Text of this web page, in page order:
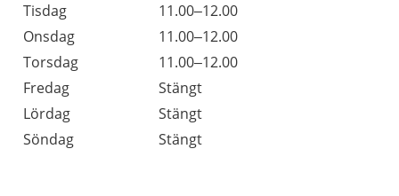
Tisdag
11.00–12.00
Onsdag
11.00–12.00
Torsdag
11.00–12.00
Fredag
Stängt
Lördag
Stängt
Söndag
Stängt